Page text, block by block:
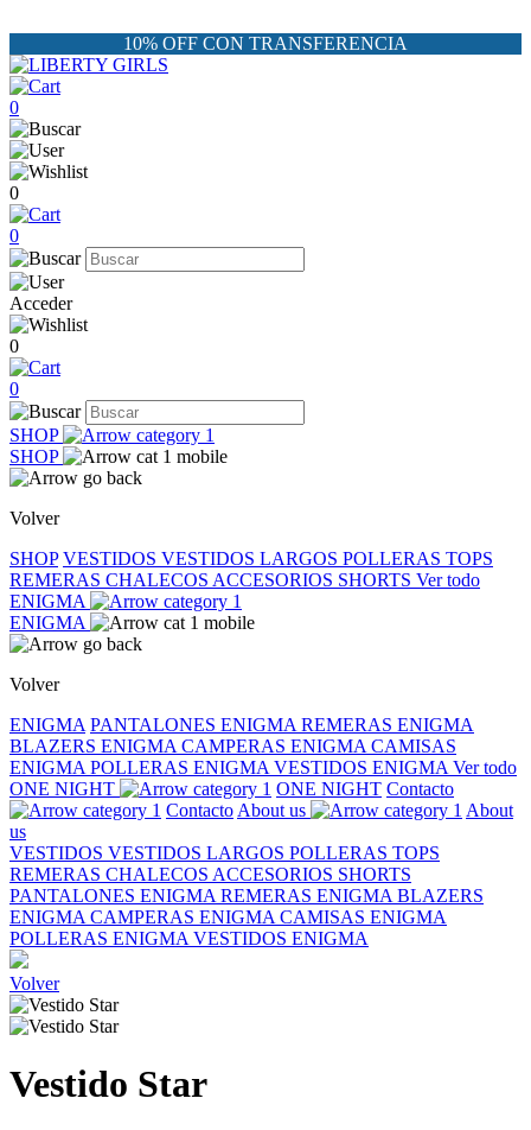
10% OFF CON TRANSFERENCIA
0
0
0
Acceder
0
0
SHOP
SHOP
Volver
SHOP VESTIDOS VESTIDOS LARGOS POLLERAS TOPS
REMERAS CHALECOS ACCESORIOS SHORTS Ver todo
ENIGMA
ENIGMA
Volver
ENIGMA PANTALONES ENIGMA REMERAS ENIGMA
BLAZERS ENIGMA CAMPERAS ENIGMA CAMISAS
ENIGMA POLLERAS ENIGMA VESTIDOS ENIGMA Ver todo
ONE NIGHT
ONE NIGHT Contacto
Contacto About us
About
us
VESTIDOS VESTIDOS LARGOS POLLERAS TOPS
REMERAS CHALECOS ACCESORIOS SHORTS
PANTALONES ENIGMA REMERAS ENIGMA BLAZERS
ENIGMA CAMPERAS ENIGMA CAMISAS ENIGMA
POLLERAS ENIGMA VESTIDOS ENIGMA
Volver
Vestido Star